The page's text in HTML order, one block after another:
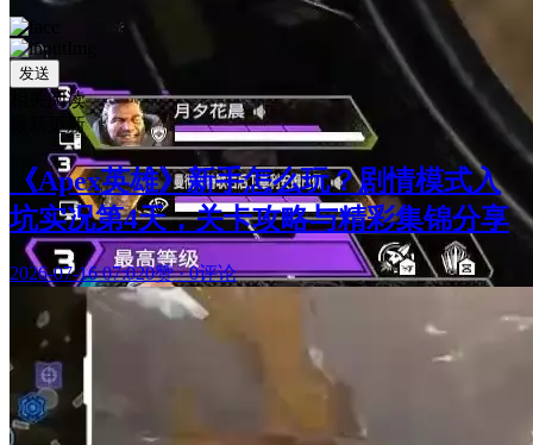
发送
相关阅读
最新更新
《Apex英雄》新手怎么玩？剧情模式入
坑实况第4天，关卡攻略与精彩集锦分享
2026-07-16 07:020赞·0评论